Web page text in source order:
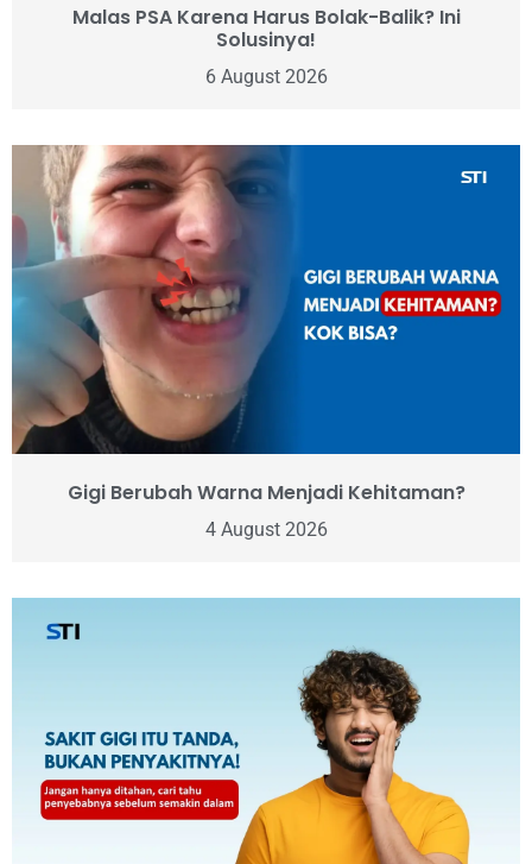
Malas PSA Karena Harus Bolak-Balik? Ini
Solusinya!
6 August 2026
Gigi Berubah Warna Menjadi Kehitaman?
4 August 2026